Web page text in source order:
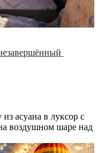
асуана в луксор с
воздушном шаре над